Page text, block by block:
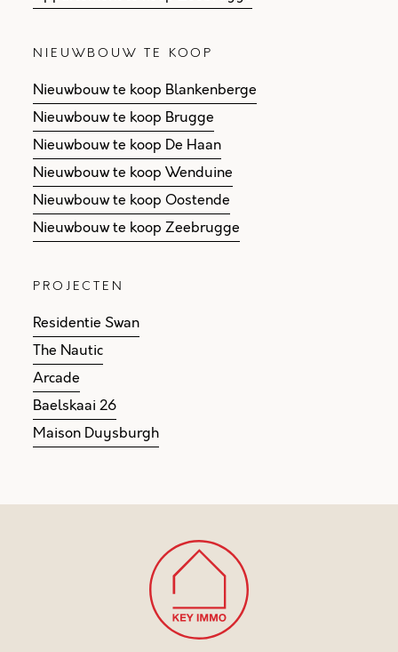
NIEUWBOUW TE KOOP
Nieuwbouw te koop Blankenberge
Nieuwbouw te koop Brugge
Nieuwbouw te koop De Haan
Nieuwbouw te koop Wenduine
Nieuwbouw te koop Oostende
Nieuwbouw te koop Zeebrugge
PROJECTEN
Residentie Swan
The Nautic
Arcade
Baelskaai 26
Maison Duysburgh